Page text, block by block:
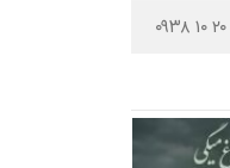
۱۰ ۲۰ ۶۹۲